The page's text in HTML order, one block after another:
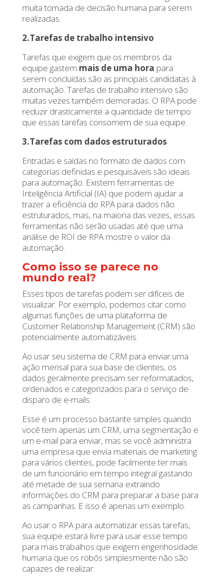
muita tomada de decisão humana para serem
realizadas.
2.Tarefas de trabalho intensivo
Tarefas que exigem que os membros da
equipe gastem mais de uma hora para
serem concluídas são as principais candidatas à
automação. Tarefas de trabalho intensivo são
muitas vezes também demoradas. O RPA pode
reduzir drasticamente a quantidade de tempo
que essas tarefas consomem de sua equipe.
3.Tarefas com dados estruturados
Entradas e saídas no formato de dados com
categorias definidas e pesquisáveis são ideais
para automação. Existem ferramentas de
Inteligência Artificial (IA) que podem ajudar a
trazer a eficiência do RPA para dados não
estruturados, mas, na maioria das vezes, essas
ferramentas não serão usadas até que uma
análise de ROI de RPA mostre o valor da
automação.
Como isso se parece no
mundo real?
Esses tipos de tarefas podem ser difíceis de
visualizar. Por exemplo, podemos citar como
algumas funções de uma plataforma de
Customer Relationship Management (CRM) são
potencialmente automatizáveis.
Ao usar seu sistema de CRM para enviar uma
ação mensal para sua base de clientes, os
dados geralmente precisam ser reformatados,
ordenados e categorizados para o serviço de
disparo de e-mails.
Esse é um processo bastante simples quando
você tem apenas um CRM, uma segmentação e
um e-mail para enviar, mas se você administra
uma empresa que envia materiais de marketing
para vários clientes, pode facilmente ter mais
de um funcionário em tempo integral gastando
até metade de sua semana extraindo
informações do CRM para preparar a base para
as campanhas. E isso é apenas um exemplo.
Ao usar o RPA para automatizar essas tarefas,
sua equipe estará livre para usar esse tempo
para mais trabalhos que exigem engenhosidade
humana que os robôs simplesmente não são
capazes de realizar.